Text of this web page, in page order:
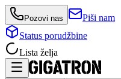
Pozovi nas
Piši nam
Status porudžbine
Lista želja